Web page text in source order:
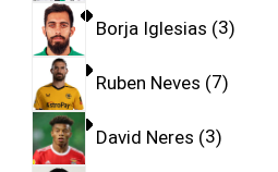
Borja Iglesias 3
Ruben Neves 7
David Neres 3